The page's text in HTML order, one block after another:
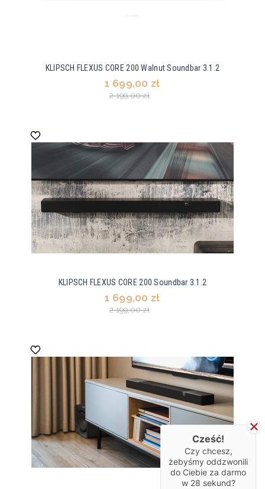
KLIPSCH FLEXUS CORE 200 Walnut Soundbar 3.1.2
1 699,00 zł
2 199,00 zł
KLIPSCH FLEXUS CORE 200 Soundbar 3.1.2
1 699,00 zł
2 199,00 zł
Cześć!
Czy chcesz,
żebyśmy oddzwonili
do Ciebie za darmo
w 28 sekund?